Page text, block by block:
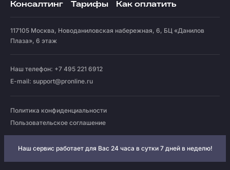
Консалтинг
Тарифы Как оплатить
117105 Москва, Новоданиловская набережная, 6, БЦ «Данилов
Плаза», 6 этаж
Наш телефон: +7 495 221 6912
E-mail: support@pronline.ru
Политика конфиденциальности
Пользовательское соглашение
Наш сервис работает для Вас 24 часа в сутки 7 дней в неделю!